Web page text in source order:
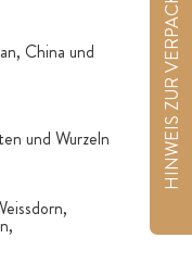
HINWEIS ZUR VERPACKUNG
China und
und Wurzeln